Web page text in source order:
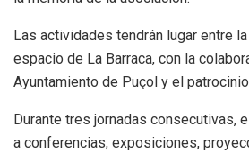
Las actividades tendrán lugar entre
espacio de La Barraca, con la
Ayuntamiento de Puçol y el
Durante tres jornadas consecutivas,
a conferencias, exposiciones,